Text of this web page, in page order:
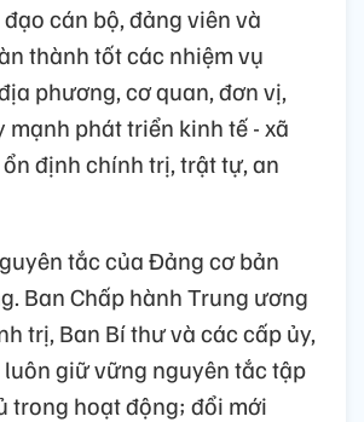
cán bộ, đảng viên và
thành tốt các nhiệm vụ
phương, cơ quan, đơn vị,
mạnh phát triển kinh tế - xã
định chính trị, trật tự, an
tắc của Đảng cơ bản
Ban Chấp hành Trung ương
trị, Ban Bí thư và các cấp ủy,
giữ vững nguyên tắc tập
trong hoạt động; đổi mới